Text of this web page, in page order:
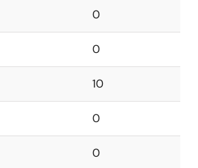
0
0
10
0
0